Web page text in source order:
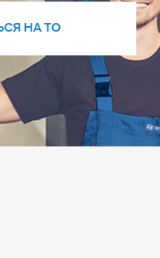
НА ТО